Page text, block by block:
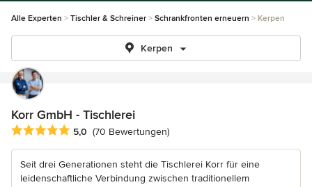
Alle Experten Tischler & Schreiner Schrankfronten erneuern Kerpen
Kerpen
Korr GmbH - Tischlerei
Durchschnittliche Bewertung: 5 von 5 Sternen
5,0 (70 Bewertungen)
Seit drei Generationen steht die Tischlerei Korr für eine
leidenschaftliche Verbindung zwischen traditionellem